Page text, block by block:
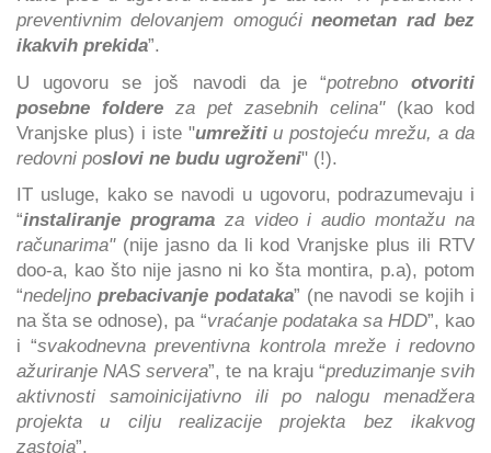
preventivnim delovanjem omogućineometan rad bez
ikakvih prekida”.
U ugovoru se još navodi da je “potrebno otvoriti
posebne foldere za pet zasebnih celina"(kao kod
Vranjske plus) i iste "umrežitiu postojeću mrežu, a da
redovni poslovi ne budu ugroženi" (!).
IT usluge, kako se navodi u ugovoru, podrazumevaju i
“instaliranje programaza video i audio montažu na
računarima"(nije jasno da li kod Vranjske plus ili RTV
doo-a, kao što nije jasno ni ko šta montira, p.a), potom
“nedeljno prebacivanje podataka” (ne navodi se kojih i
na šta se odnose), pa “vraćanje podataka sa HDD”, kao
i “svakodnevna preventivna kontrola mreže i redovno
ažuriranje NAS servera”, te na kraju “preduzimanje svih
aktivnosti samoinicijativno ili po nalogu menadžera
projekta u cilju realizacije projekta bez ikakvog
zastoja”.